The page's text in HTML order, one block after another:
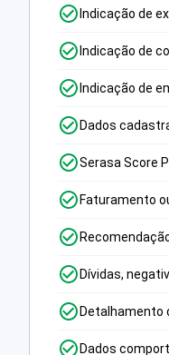
Indicação de
Indicação de
Indicação de
Dados
Serasa Score
Faturamento
Dívidas,
Detalhamento
Dados